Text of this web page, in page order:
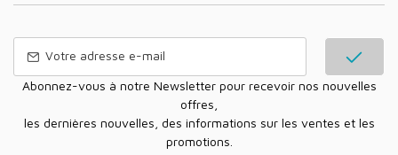
Abonnez-vous à notre Newsletter pour recevoir nos nouvelles
offres,
les dernières nouvelles, des informations sur les ventes et les
promotions.